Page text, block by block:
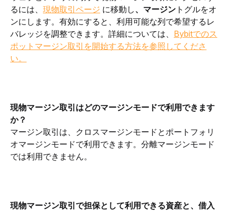
るには、 現物取引ページ に移動し、マージン トグルをオ
ンにします。有効にすると、利用可能な列で希望するレ
バレッジを調整できます。詳細については、 Bybitでのス
ポットマージン取引を開始する方法を参照してくださ
い。
現物マージン取引はどのマージンモードで利用できます
か？
マージン取引は、クロスマージンモードとポートフォリ
オマージンモードで利用できます。分離マージンモード
では利用できません。
現物マージン取引 で担保として利用できる資産と、借入